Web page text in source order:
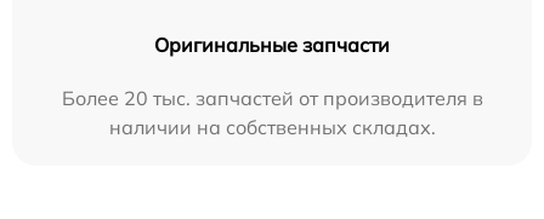
Оригинальные запчасти
Более 20 тыс. запчастей от производителя в
наличии на собственных складах.